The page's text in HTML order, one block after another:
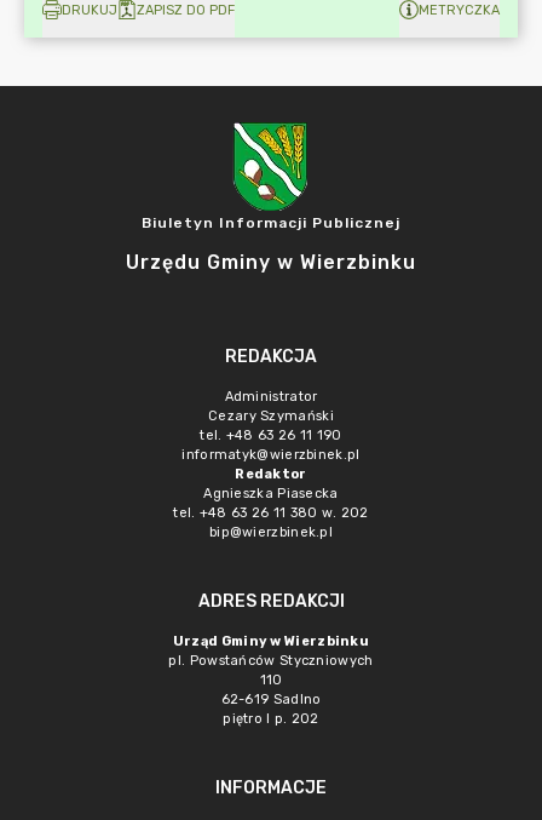
DRUKUJ ZAPISZ DO PDF METRYCZKA
Biuletyn Informacji Publicznej
Urzędu Gminy w Wierzbinku
REDAKCJA
Administrator
Cezary Szymański
tel. +48 63 26 11 190
informatyk@wierzbinek.pl
Redaktor
Agnieszka Piasecka
tel. +48 63 26 11 380 w. 202
bip@wierzbinek.pl
ADRES REDAKCJI
Urząd Gminy w Wierzbinku
pl. Powstańców Styczniowych
110
62-619 Sadlno
piętro I p. 202
INFORMACJE